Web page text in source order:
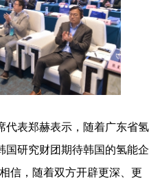
代表郑赫表示，随着广东省氢
研究财团期待韩国的氢能企
信，随着双方开辟更深、更